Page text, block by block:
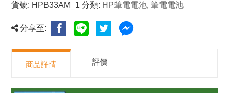
貨號: HPB33AM_1 分類: HP筆電電池,筆電電池
分享至:
商品詳情 評價